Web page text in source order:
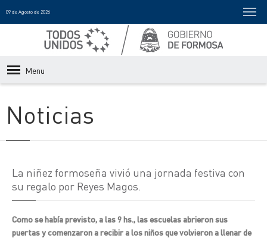
09 de Agosto de 2026
Menu
Noticias
La niñez formoseña vivió una jornada festiva con
su regalo por Reyes Magos.
Como se había previsto, a las 9 hs., las escuelas abrieron sus
puertas y comenzaron a recibir a los niños que volvieron a llenar de